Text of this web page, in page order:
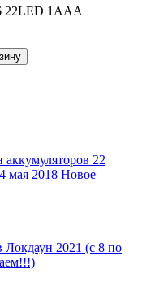
22LED 1AAA
аккумуляторов 22
мая 2018 Новое
Локдаун 2021 (с 8 по